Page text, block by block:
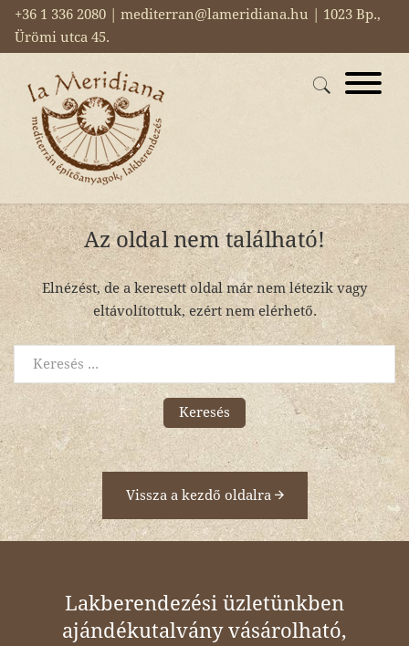
+36 1 336 2080 | mediterran@lameridiana.hu | 1023 Bp.,
Ürömi utca 45.
Az oldal nem található!
Elnézést, de a keresett oldal már nem létezik vagy
eltávolítottuk, ezért nem elérhető.
Keresés
Vissza a kezdő oldalra
Lakberendezési üzletünkben
ajándékutalvány vásárolható,